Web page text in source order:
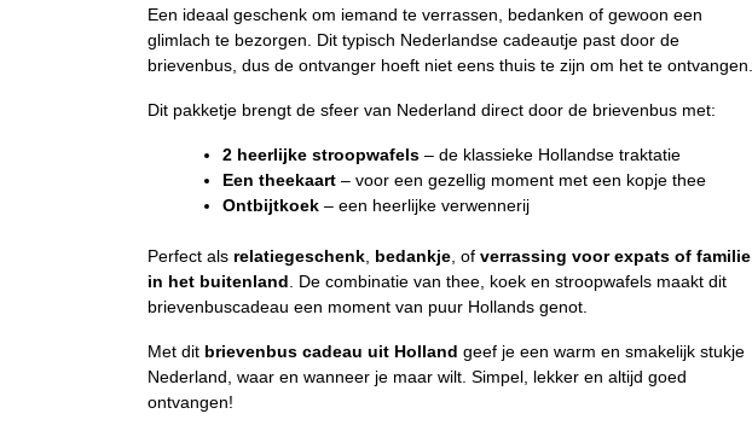
Een ideaal geschenk om iemand te verrassen, bedanken of gewoon een
glimlach te bezorgen. Dit typisch Nederlandse cadeautje past door de
brievenbus, dus de ontvanger hoeft niet eens thuis te zijn om het te ontvangen.
Dit pakketje brengt de sfeer van Nederland direct door de brievenbus met:
2 heerlijke stroopwafels – de klassieke Hollandse traktatie
Een theekaart – voor een gezellig moment met een kopje thee
Ontbijtkoek – een heerlijke verwennerij
Perfect als relatiegeschenk bedankje , of verrassing voor expats of familie
in het buitenland . De combinatie van thee, koek en stroopwafels maakt dit
brievenbuscadeau een moment van puur Hollands genot.
Met dit brievenbus cadeau uit Holland geef je een warm en smakelijk stukje
Nederland, waar en wanneer je maar wilt. Simpel, lekker en altijd goed
ontvangen!